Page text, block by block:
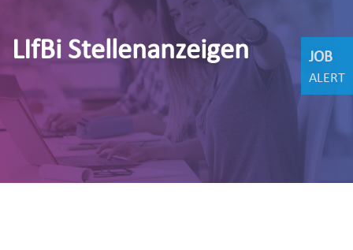
LIfBi Stellenanzeigen JOB
ALERT